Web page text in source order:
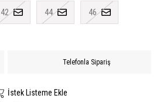
42 44 46
Telefonla Sipariş
İstek Listeme Ekle